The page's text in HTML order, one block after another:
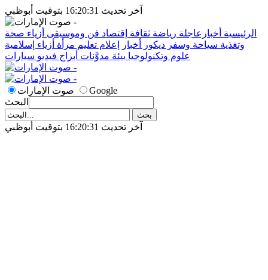
آخر تحديث 16:20:31 بتوقيت أبوظبي
الرئيسية أخبارعاجلة رياضة ثقافة إقتصاد فن وموسيقى أزياء صحة
وتغذية سياحة وسفر ديكور أخبار إعلام تعليم مرأة أزياء إسلامية
علوم وتكنولوجيا بيئة مدوَّنات أبراج فيديو سيارات
صوت الإمارات
Google
البحث
آخر تحديث 16:20:31 بتوقيت أبوظبي